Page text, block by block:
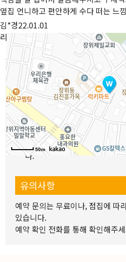
옆집 언니하고 편안하게 수다 떠는 느
김*경22.01.01
리뷰 전체보기
50m
길찾기
이용방법안내
1. 위치나 원하는 분야를 선택하
하세요.
2. 선생님 상세정보와 리뷰 위치
3. 예약상담문의를 통해 예약해주
4.
선생님과 날짜와 시간을 협의
다.
유의사항
예약 문의는 무료이나, 점집에 따
있습니다.
예약 확인 전화를 통해 확인해주